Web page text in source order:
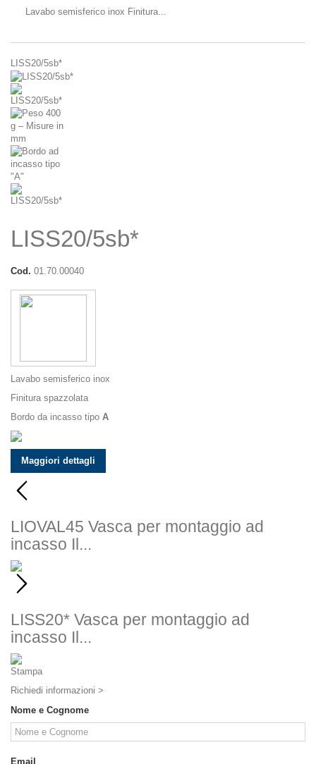
Lavabo semisferico inox Finitura...
LISS20/5sb*
LISS20/5sb*
Cod. 01.70.00040
Lavabo semisferico inox
Finitura spazzolata
Bordo da incasso tipo A
Maggiori dettagli
LIOVAL45 Vasca per montaggio ad
incasso Il...
LISS20* Vasca per montaggio ad
incasso Il...
Stampa
Richiedi informazioni >
Nome e Cognome
Email